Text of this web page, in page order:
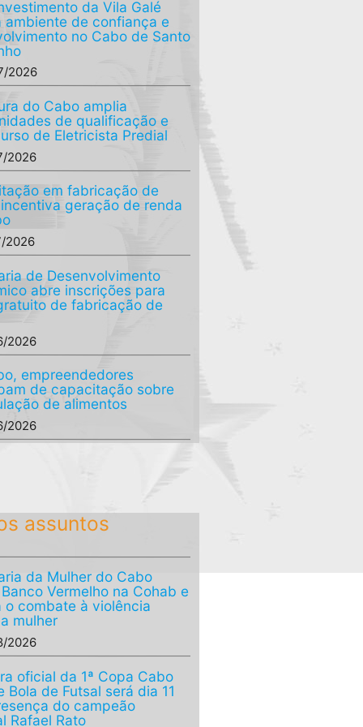
da Vila Galé
ambiente de confiança e
no Cabo de Santo
2026
do Cabo amplia
de qualificação e
de Eletricista Predial
2026
em fabricação de
geração de renda
2026
de Desenvolvimento
abre inscrições para
de fabricação de
2026
empreendedores
de capacitação sobre
de alimentos
2026
assuntos
da Mulher do Cabo
Vermelho na Cohab e
o combate à violência
mulher
2026
oficial da 1ª Copa Cabo
Bola de Futsal será dia 11
do campeão
Rafael Rato